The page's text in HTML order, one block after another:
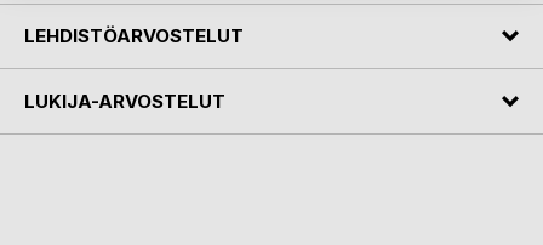
LEHDISTÖARVOSTELUT
LUKIJA-ARVOSTELUT